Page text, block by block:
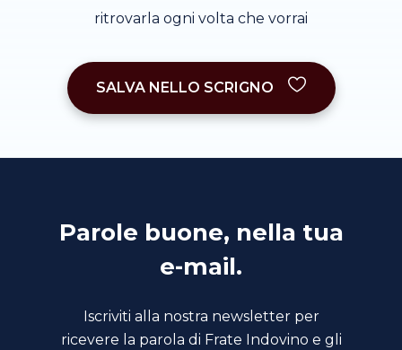
ritrovarla ogni volta che vorrai
SALVA NELLO SCRIGNO
Parole buone, nella tua
e-mail.
Iscriviti alla nostra newsletter per
ricevere la parola di Frate Indovino e gli